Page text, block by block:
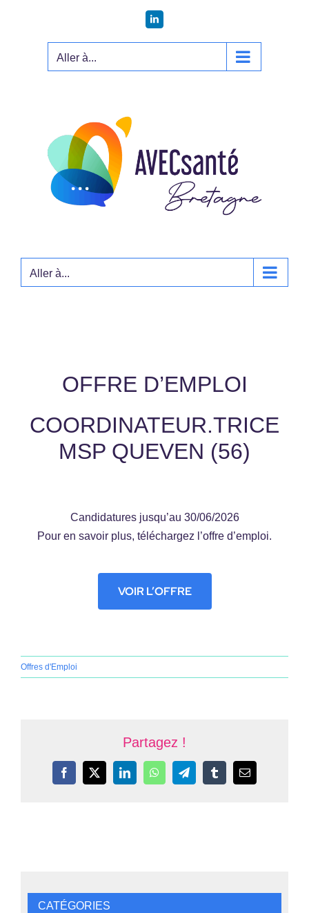
LinkedIn
Aller à...
Aller à...
OFFRE D’EMPLOI
COORDINATEUR.TRICE
MSP QUEVEN (56)
Candidatures jusqu’au 30/06/2026
Pour en savoir plus, téléchargez l’offre d’emploi.
VOIR L’OFFRE
Offres d'Emploi
Partagez !
Facebook
X LinkedInWhatsAppTelegramTumblrEmail
CATÉGORIES